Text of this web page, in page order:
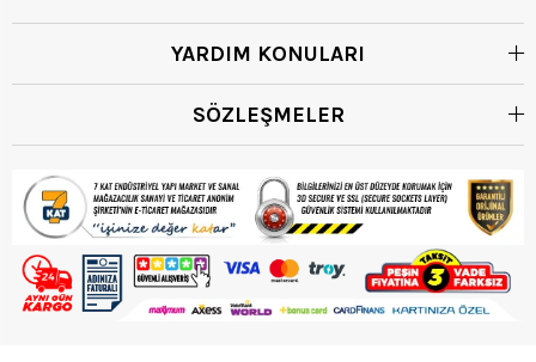
YARDIM KONULARI
SÖZLEŞMELER